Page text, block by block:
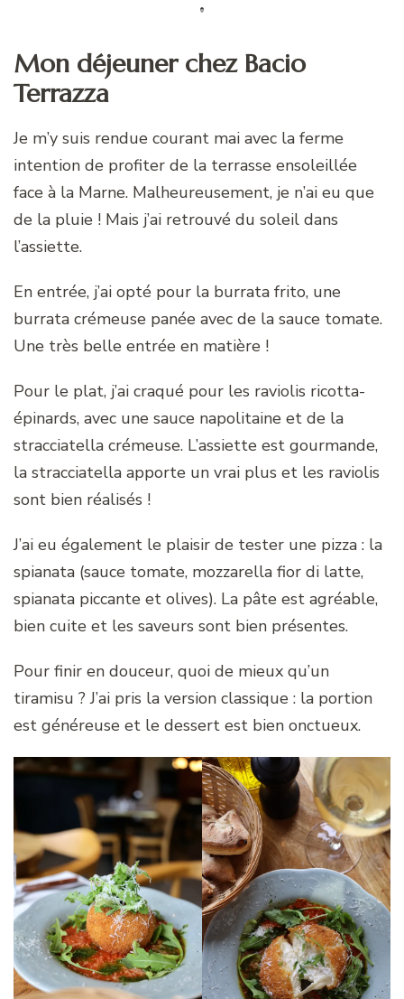
Mon déjeuner chez Bacio
Terrazza
Je m’y suis rendue courant mai avec la ferme
intention de profiter de la terrasse ensoleillée
face à la Marne. Malheureusement, je n’ai eu que
de la pluie ! Mais j’ai retrouvé du soleil dans
l’assiette.
En entrée, j’ai opté pour la burrata frito, une
burrata crémeuse panée avec de la sauce tomate.
Une très belle entrée en matière !
Pour le plat, j’ai craqué pour les raviolis ricotta-
épinards, avec une sauce napolitaine et de la
stracciatella crémeuse. L’assiette est gourmande,
la stracciatella apporte un vrai plus et les raviolis
sont bien réalisés !
J’ai eu également le plaisir de tester une pizza : la
spianata (sauce tomate, mozzarella fior di latte,
spianata piccante et olives). La pâte est agréable,
bien cuite et les saveurs sont bien présentes.
Pour finir en douceur, quoi de mieux qu’un
tiramisu ? J’ai pris la version classique : la portion
est généreuse et le dessert est bien onctueux.